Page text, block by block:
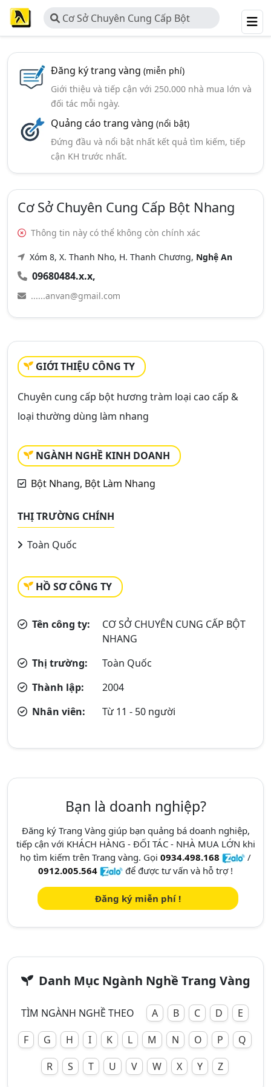
Cơ Sở Chuyên Cung Cấp Bột
Nhang
Đăng ký trang vàng (miễn phí)
Giới thiệu và tiếp cận với 250.000 nhà mua lớn và
đối tác mỗi ngày.
Quảng cáo trang vàng (nổi bật)
Đứng đầu và nổi bật nhất kết quả tìm kiếm, tiếp
cận KH trước nhất.
Cơ Sở Chuyên Cung Cấp Bột Nhang
Thông tin này có thể không còn chính xác
Xóm 8, X. Thanh Nho, H. Thanh Chương, Nghệ An
09680484.x.x,
......anvan@gmail.com
GIỚI THIỆU CÔNG TY
Chuyên cung cấp bột hương tràm loại cao cấp &
loại thường dùng làm nhang
NGÀNH NGHỀ KINH DOANH
Bột Nhang, Bột Làm Nhang
THỊ TRƯỜNG CHÍNH
Toàn Quốc
HỒ SƠ CÔNG TY
Tên công ty:
CƠ SỞ CHUYÊN CUNG CẤP BỘT
NHANG
Thị trường:
Toàn Quốc
Thành lập:
2004
Nhân viên:
Từ 11 - 50 người
Bạn là doanh nghiệp?
Đăng ký Trang Vàng giúp bạn quảng bá doanh nghiệp,
tiếp cận với KHÁCH HÀNG - ĐỐI TÁC - NHÀ MUA LỚN khi
họ tìm kiếm trên Trang vàng. Gọi 0934.498.168
/
0912.005.564
để được tư vấn và hỗ trợ !
Đăng ký miễn phí !
Danh Mục Ngành Nghề Trang Vàng
TÌM NGÀNH NGHỀ THEO A B C D
E
F
G H I K L M N O P
Q
R
S T U V W X Y Z